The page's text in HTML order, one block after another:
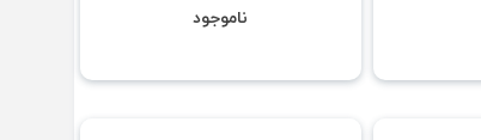
ناموجود